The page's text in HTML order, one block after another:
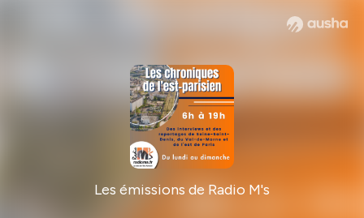
Les émissions de Radio M's